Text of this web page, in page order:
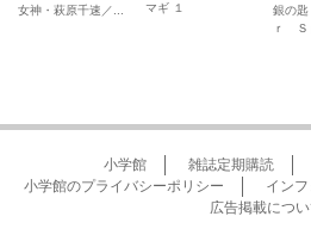
女神・萩原千速／...
マギ １
銀の
ｒ Ｓ
小学館 雑誌定期購読
小学館のプライバシーポリシー
イン
広告掲載につ